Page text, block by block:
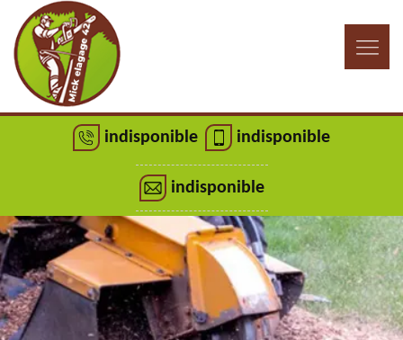
indisponible indisponible
indisponible